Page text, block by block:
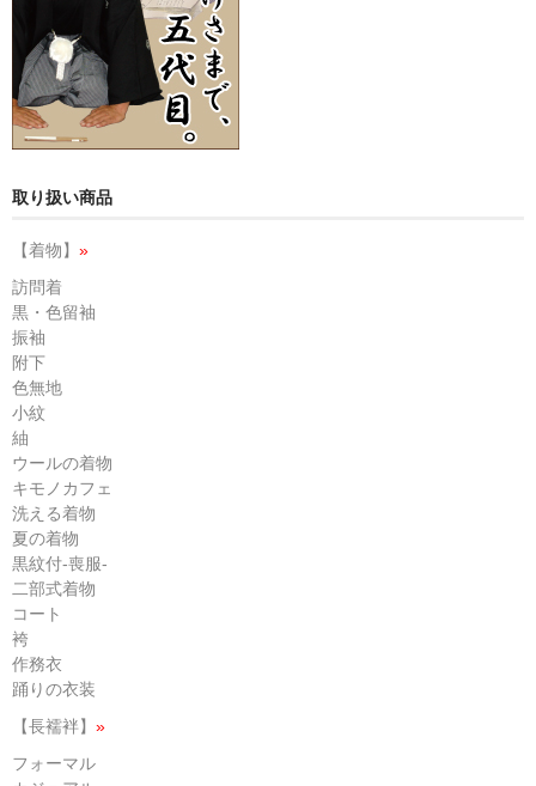
取り扱い商品
【着物】 »
訪問着
黒・色留袖
振袖
附下
色無地
小紋
紬
ウールの着物
キモノカフェ
洗える着物
夏の着物
黒紋付-喪服-
二部式着物
コート
袴
作務衣
踊りの衣装
【長襦袢】 »
フォーマル